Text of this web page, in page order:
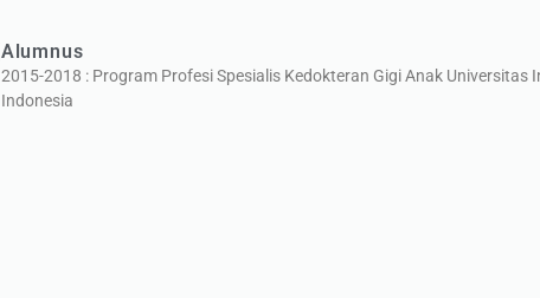
Alumnus
2015-2018 : Program Profesi Spesialis Kedokteran Gigi Anak
Indonesia